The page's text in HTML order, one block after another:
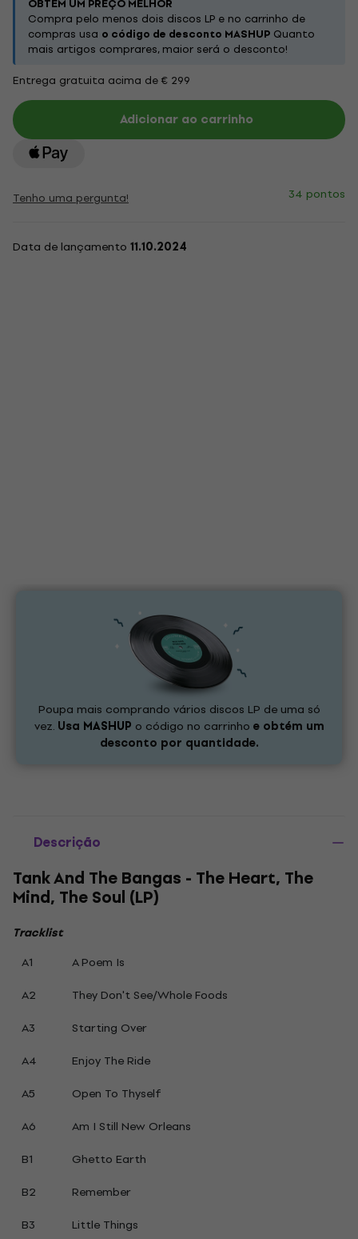
OBTÉM UM PREÇO MELHOR
Compra pelo menos dois discos LP e no carrinho de
compras usa o código de desconto MASHUP Quanto
mais artigos comprares, maior será o desconto!
Entrega gratuita acima de € 299
Adicionar ao carrinho
Tenho uma pergunta! 34 pontos
Data de lançamento 11.10.2024
Poupa mais comprando vários discos LP de uma só
vez. Usa MASHUP o código no carrinho e obtém um
desconto por quantidade.
Descrição
Tank And The Bangas - The Heart, The
Mind, The Soul (LP)
Tracklist
A1
A Poem Is
A2
They Don't See/Whole Foods
A3
Starting Over
A4
Enjoy The Ride
A5
Open To Thyself
A6
Am I Still New Orleans
B1
Ghetto Earth
B2
Remember
B3
Little Things